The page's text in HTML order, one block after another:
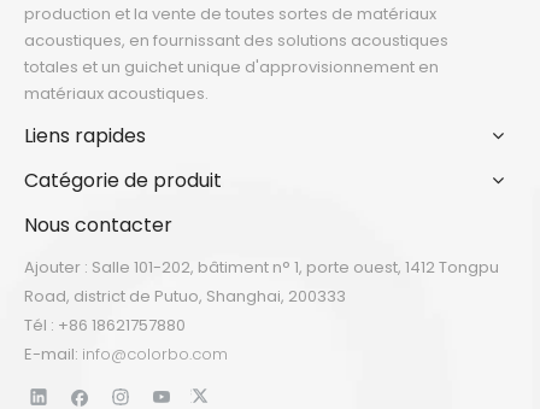
production et la vente de toutes sortes de matériaux
acoustiques, en fournissant des solutions acoustiques
totales et un guichet unique d'approvisionnement en
matériaux acoustiques.
Liens rapides
Catégorie de produit
Nous contacter
Ajouter : Salle 101-202, bâtiment n° 1, porte ouest, 1412 Tongpu
Road, district de Putuo, Shanghai, 200333
Tél : +86 18621757880
E-mail: info@colorbo.com